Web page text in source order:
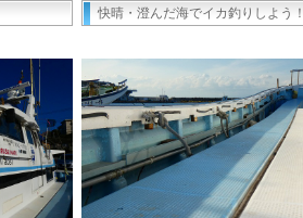
快晴・澄んだ海でイカ釣りしよう！